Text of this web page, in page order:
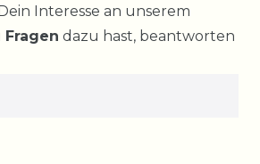
Interesse an unserem
Fragen dazu hast, beantworten